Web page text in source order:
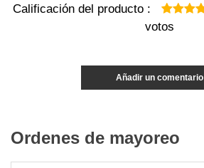
Calificación del producto :
votos
Añadir un comentario
Ordenes de mayoreo